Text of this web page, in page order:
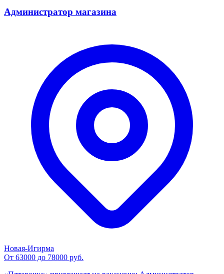
Администратор магазина
Новая-Игирма
От 63000 до 78000 руб.